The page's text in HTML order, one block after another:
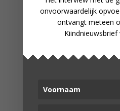
ZO KAN JE KIND
onvoorwaardelijk
ontvangt meteen
Kiindnieuwsbrief